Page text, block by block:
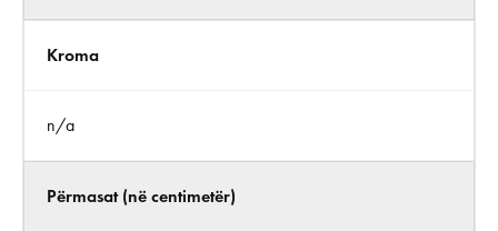
Kroma
n/a
Përmasat (në centimetër)